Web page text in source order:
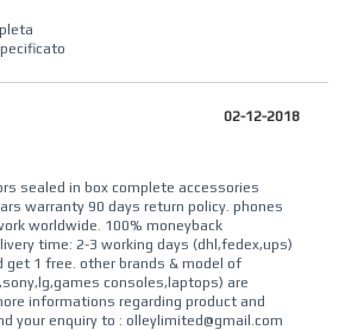
02-12-2018
sealed in box complete accessories
warranty 90 days return policy. phones
worldwide. 100% moneyback
time: 2-3 working days (dhl,fedex,ups)
get 1 free. other brands & model of
consoles,laptops) are
informations regarding product and
your enquiry to : olleylimited@gmail.com